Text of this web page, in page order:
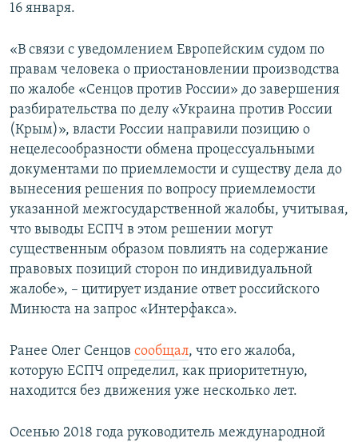
16 января.
«В связи с уведомлением Европейским судом по
правам человека о приостановлении производства
по жалобе «Сенцов против России» до завершения
разбирательства по делу «Украина против России
(Крым)», власти России направили позицию о
нецелесообразности обмена процессуальными
документами по приемлемости и существу дела до
вынесения решения по вопросу приемлемости
указанной межгосударственной жалобы, учитывая,
что выводы ЕСПЧ в этом решении могут
существенным образом повлиять на содержание
правовых позиций сторон по индивидуальной
жалобе», – цитирует издание ответ российского
Минюста на запрос «Интерфакса».
Ранее Олег Сенцов сообщал, что его жалоба,
которую ЕСПЧ определил, как приоритетную,
находится без движения уже несколько лет.
Осенью 2018 года руководитель международной